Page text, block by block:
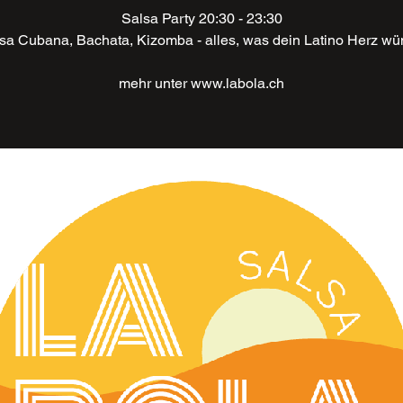
Salsa Party 20:30 - 23:30
Cubana, Bachata, Kizomba - alles, was dein Latino Herz
mehr unter www.labola.ch